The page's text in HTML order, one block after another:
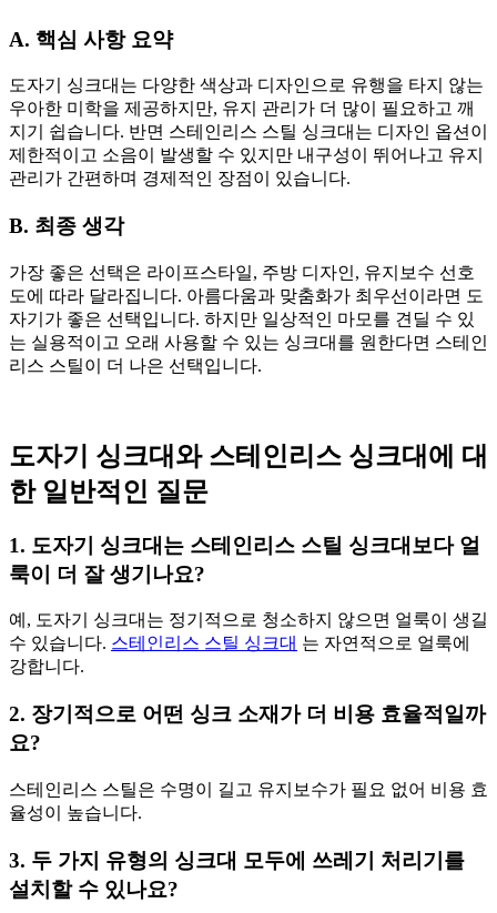
A. 핵심 사항 요약
도자기 싱크대는 다양한 색상과 디자인으로 유행을 타지 않는
우아한 미학을 제공하지만, 유지 관리가 더 많이 필요하고 깨
지기 쉽습니다. 반면 스테인리스 스틸 싱크대는 디자인 옵션이
제한적이고 소음이 발생할 수 있지만 내구성이 뛰어나고 유지
관리가 간편하며 경제적인 장점이 있습니다.
B. 최종 생각
가장 좋은 선택은 라이프스타일, 주방 디자인, 유지보수 선호
도에 따라 달라집니다. 아름다움과 맞춤화가 최우선이라면 도
자기가 좋은 선택입니다. 하지만 일상적인 마모를 견딜 수 있
는 실용적이고 오래 사용할 수 있는 싱크대를 원한다면 스테인
리스 스틸이 더 나은 선택입니다.
도자기 싱크대와 스테인리스 싱크대에 대
한 일반적인 질문
1. 도자기 싱크대는 스테인리스 스틸 싱크대보다 얼
룩이 더 잘 생기나요?
예, 도자기 싱크대는 정기적으로 청소하지 않으면 얼룩이 생길
수 있습니다. 스테인리스 스틸 싱크대 는 자연적으로 얼룩에
강합니다.
2. 장기적으로 어떤 싱크 소재가 더 비용 효율적일까
요?
스테인리스 스틸은 수명이 길고 유지보수가 필요 없어 비용 효
율성이 높습니다.
3. 두 가지 유형의 싱크대 모두에 쓰레기 처리기를
설치할 수 있나요?